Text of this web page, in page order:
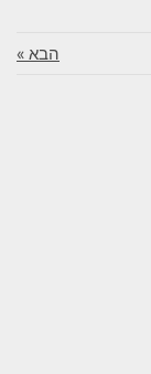
הבא »